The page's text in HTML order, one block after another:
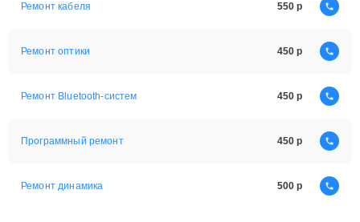
Ремонт кабеля 550
Ремонт оптики 450
Ремонт Bluetooth-систем 450
Программный ремонт 450
Ремонт динамика 500